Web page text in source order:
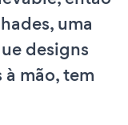
uma
designs
mão, tem